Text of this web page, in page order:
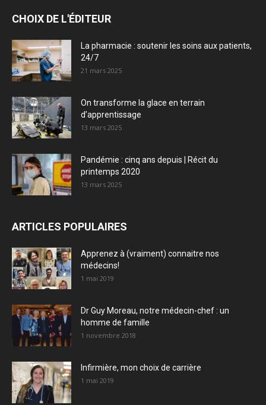
CHOIX DE L'ÉDITEUR
La pharmacie : soutenir les soins aux patients,
24/7
21 mars 2025
On transforme la glace en terrain
d’apprentissage
13 mars 2025
Pandémie : cinq ans depuis | Récit du
printemps 2020
13 mars 2025
ARTICLES POPULAIRES
Apprenez à (vraiment) connaitre nos
médecins!
1 mai 2019
Dr Guy Moreau, notre médecin-chef : un
homme de famille
1 novembre 2018
Infirmière, mon choix de carrière
1 mai 2019